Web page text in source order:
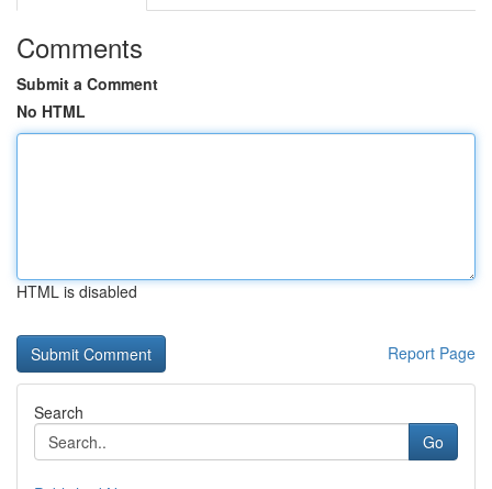
Comments
Submit a Comment
No HTML
HTML is disabled
Report Page
Search
Go